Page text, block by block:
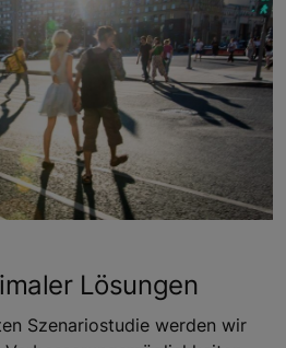
Lösungen
Szenariostudie werden wir